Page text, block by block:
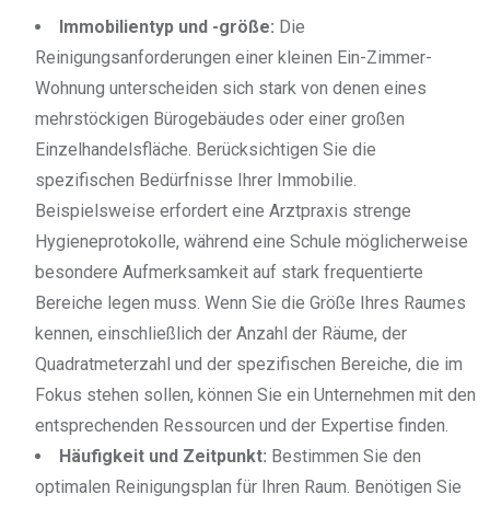
Immobilientyp und -größe: Die
Reinigungsanforderungen einer kleinen Ein-Zimmer-
Wohnung unterscheiden sich stark von denen eines
mehrstöckigen Bürogebäudes oder einer großen
Einzelhandelsfläche. Berücksichtigen Sie die
spezifischen Bedürfnisse Ihrer Immobilie.
Beispielsweise erfordert eine Arztpraxis strenge
Hygieneprotokolle, während eine Schule möglicherweise
besondere Aufmerksamkeit auf stark frequentierte
Bereiche legen muss. Wenn Sie die Größe Ihres Raumes
kennen, einschließlich der Anzahl der Räume, der
Quadratmeterzahl und der spezifischen Bereiche, die im
Fokus stehen sollen, können Sie ein Unternehmen mit den
entsprechenden Ressourcen und der Expertise finden.
Häufigkeit und Zeitpunkt: Bestimmen Sie den
optimalen Reinigungsplan für Ihren Raum. Benötigen Sie